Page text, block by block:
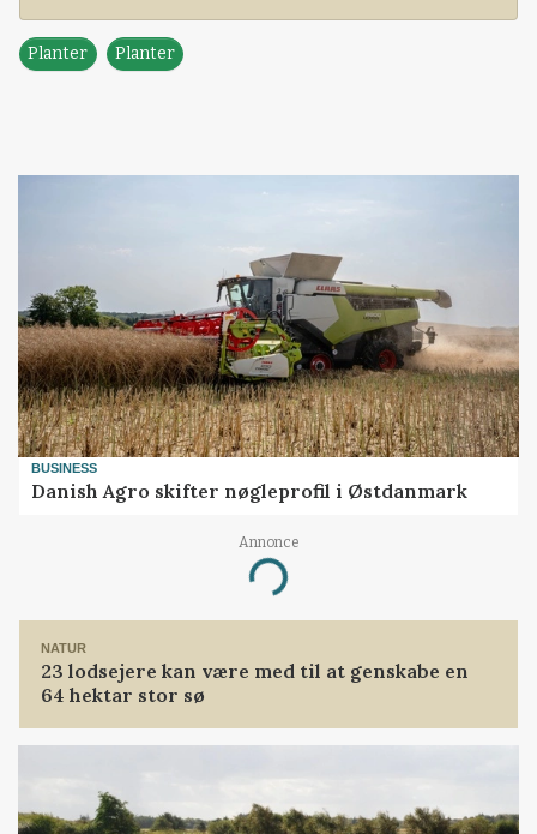
Planter Planter
BUSINESS
Danish Agro skifter nøgleprofil i Østdanmark
Annonce
Loading...
NATUR
23 lodsejere kan være med til at genskabe en
64 hektar stor sø